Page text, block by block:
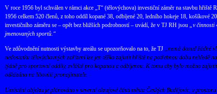
V roce 1956 byl schválen v rámci akce „T“ (tělovýchova) investiční záměr na stavbu
1956 celkem 520 členů, z toho oddíl kopané 38, odbíjené 20, ledního hokeje 18, košíkové
investičního záměru se – opět bez bližších podrobností – uvádí, že v TJ RH jsou „v činnosti
jmenovaných sportů.“
Ve zdůvodnění nutnosti výstavby areálu se upozorňovalo na to, že TJ „nemá dosud žádné
nedostatku tělovýchovných zařízení lze jen těžko zajistit hřiště na potřebnou dobu
týdně pro sportovní oddíly, zvláště pro kopanou a odbíjenou. K tomu aby bylo možno
odkázána na libovůli pronajímatele.
Umístění objektu je plánováno v severní okrajové části města Českých Budějovic, v